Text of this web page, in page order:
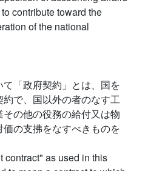
contribute toward the
of the national
て「政府契約」とは、国を
で、国以外の者のなす工
の他の役務の給付又は物
の支拂をなすべきものを
contract" as used in this